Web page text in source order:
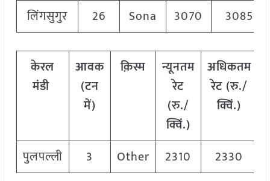
लिंगसुगुर
26 Sona 3070 3085
केरल
मंडी
आवक
(टन
में)
क़िस्म
न्यूनतम
रेट
(रु./
क्विं.)
अधिकतम
रेट (रु./
क्विं.)
पुलपल्ली 3 Other 2310 2330